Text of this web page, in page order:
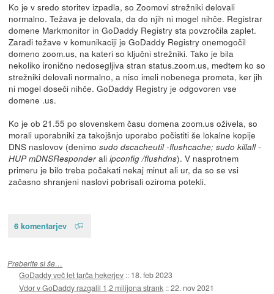
Ko je v sredo storitev izpadla, so Zoomovi strežniki delovali
normalno. Težava je delovala, da do njih ni mogel nihče. Registrar
domene Markmonitor in GoDaddy Registry sta povzročila zaplet.
Zaradi težave v komunikaciji je GoDaddy Registry onemogočil
domeno zoom.us, na kateri so ključni strežniki. Tako je bila
nekoliko ironično nedosegljiva stran status.zoom.us, medtem ko so
strežniki delovali normalno, a niso imeli nobenega prometa, ker jih
ni mogel doseči nihče. GoDaddy Registry je odgovoren vse
domene .us.
Ko je ob 21.55 po slovenskem času domena zoom.us oživela, so
morali uporabniki za takojšnjo uporabo počistiti še lokalne kopije
DNS naslovov (denimo sudo dscacheutil -flushcache; sudo killall -
HUP mDNSResponderali ipconfig /flushdns). V nasprotnem
primeru je bilo treba počakati nekaj minut ali ur, da so se vsi
začasno shranjeni naslovi pobrisali oziroma potekli.
6 komentarjev
Preberite si še…
GoDaddy več let tarča hekerjev :: 18. feb 2023
Vdor v GoDaddy razgalil 1,2 milijona strank ::22. nov 2021